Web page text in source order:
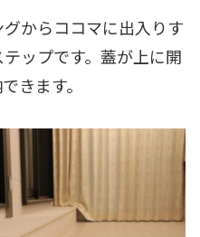
からココマに出入りす
ップです。蓋が上に開
きます。